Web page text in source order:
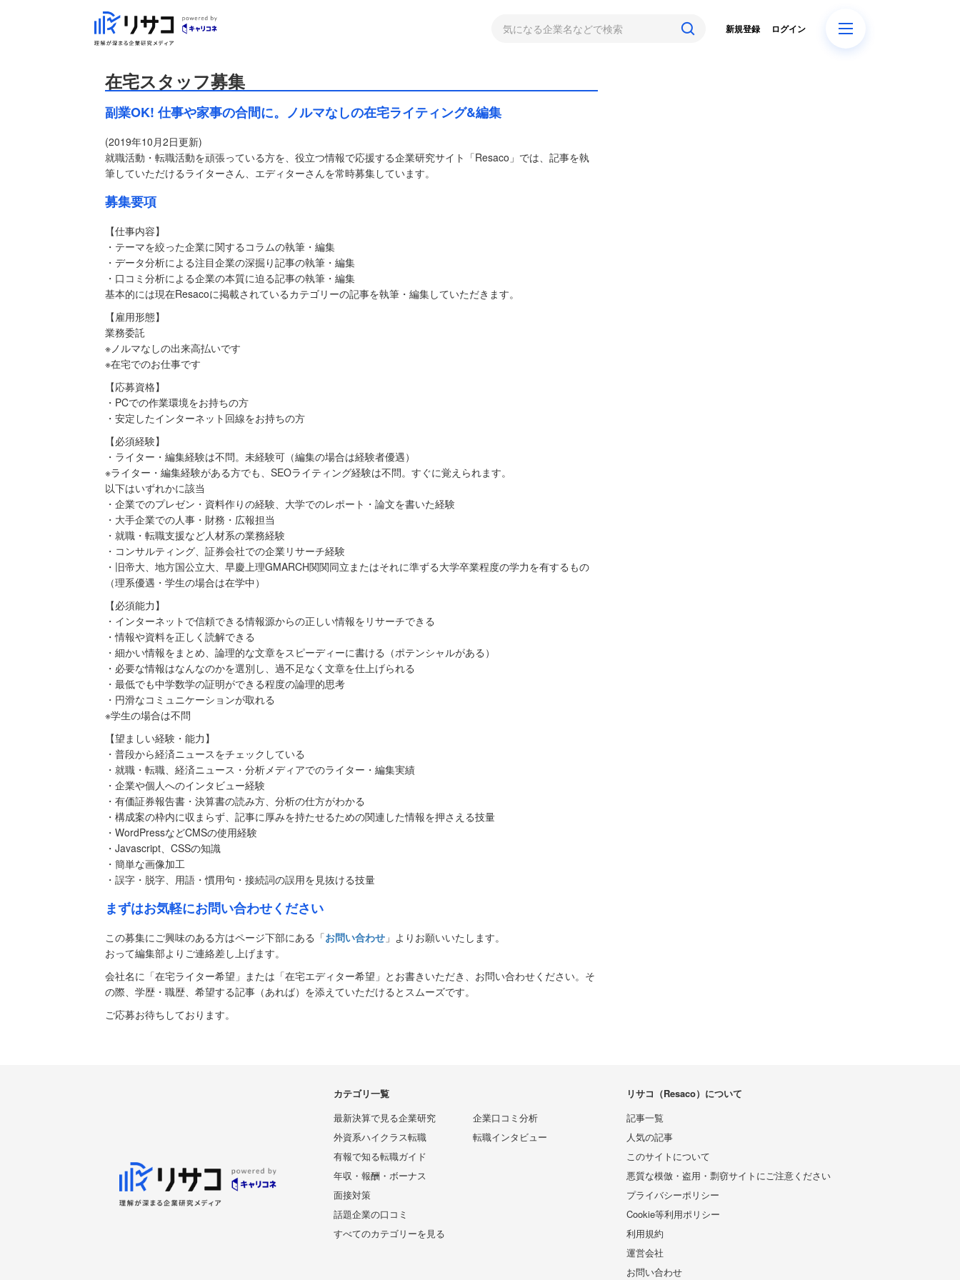
ログイン
新規登録
在宅スタッフ募集
副業OK! 仕事や家事の合間に。ノルマなしの在宅ライティング&編集
(2019年10月2日更新)
就職活動・転職活動を頑張っている方を、役立つ情報で応援する企業研究サイト「Resaco」では、記事を執
筆していただけるライターさん、エディターさんを常時募集しています。
募集要項
【仕事内容】
・テーマを絞った企業に関するコラムの執筆・編集
・データ分析による注目企業の深掘り記事の執筆・編集
・口コミ分析による企業の本質に迫る記事の執筆・編集
基本的には現在Resacoに掲載されているカテゴリーの記事を執筆・編集していただきます。
【雇用形態】
業務委託
※ノルマなしの出来高払いです
※在宅でのお仕事です
【応募資格】
・PCでの作業環境をお持ちの方
・安定したインターネット回線をお持ちの方
【必須経験】
・ライター・編集経験は不問。未経験可（編集の場合は経験者優遇）
※ライター・編集経験がある方でも、SEOライティング経験は不問。すぐに覚えられます。
以下はいずれかに該当
・企業でのプレゼン・資料作りの経験、大学でのレポート・論文を書いた経験
・大手企業での人事・財務・広報担当
・就職・転職支援など人材系の業務経験
・コンサルティング、証券会社での企業リサーチ経験
・旧帝大、地方国公立大、早慶上理GMARCH関関同立またはそれに準ずる大学卒業程度の学力を有するもの
（理系優遇・学生の場合は在学中）
【必須能力】
・インターネットで信頼できる情報源からの正しい情報をリサーチできる
・情報や資料を正しく読解できる
・細かい情報をまとめ、論理的な文章をスピーディーに書ける（ポテンシャルがある）
・必要な情報はなんなのかを選別し、過不足なく文章を仕上げられる
・最低でも中学数学の証明ができる程度の論理的思考
・円滑なコミュニケーションが取れる
※学生の場合は不問
【望ましい経験・能力】
・普段から経済ニュースをチェックしている
・就職・転職、経済ニュース・分析メディアでのライター・編集実績
・企業や個人へのインタビュー経験
・有価証券報告書・決算書の読み方、分析の仕方がわかる
・構成案の枠内に収まらず、記事に厚みを持たせるための関連した情報を押さえる技量
・WordPressなどCMSの使用経験
・Javascript、CSSの知識
・簡単な画像加工
・誤字・脱字、用語・慣用句・接続詞の誤用を見抜ける技量
まずはお気軽にお問い合わせください
この募集にご興味のある方はページ下部にある「お問い合わせ 」よりお願いいたします。
おって編集部よりご連絡差し上げます。
会社名に「在宅ライター希望」または「在宅エディター希望」とお書きいただき、お問い合わせください。そ
の際、学歴・職歴、希望する記事（あれば）を添えていただけるとスムーズです。
ご応募お待ちしております。
カテゴリ一覧
最新決算で見る企業研究
外資系ハイクラス転職
有報で知る転職ガイド
年収・報酬・ボーナス
面接対策
話題企業の口コミ
企業口コミ分析
転職インタビュー
すべてのカテゴリーを見る
リサコ（Resaco）について
記事一覧
人気の記事
このサイトについて
悪質な模倣・盗用・剽窃サイトにご注意ください
プライバシーポリシー
Cookie等利用ポリシー
利用規約
運営会社
お問い合わせ